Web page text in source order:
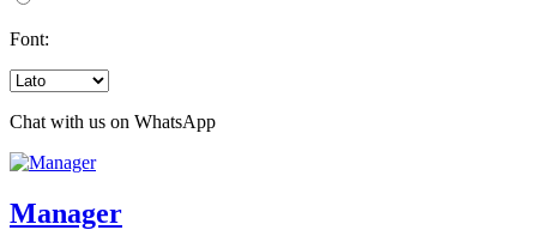
Font:
Chat with us on WhatsApp
Manager